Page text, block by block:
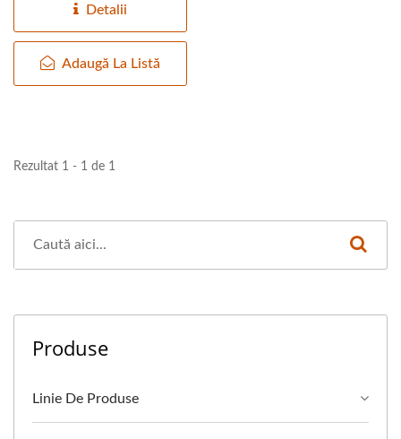
Detalii
Adaugă La Listă
Rezultat 1 - 1 de 1
Produse
Linie De Produse